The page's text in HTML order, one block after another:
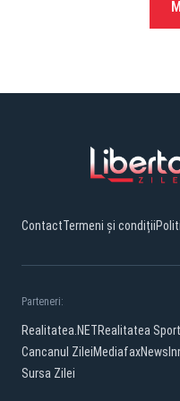
ContactTermeni și condiții
Parteneri:
Realitatea.NETRealitatea
Cancanul ZileiMediafax
Sursa Zilei